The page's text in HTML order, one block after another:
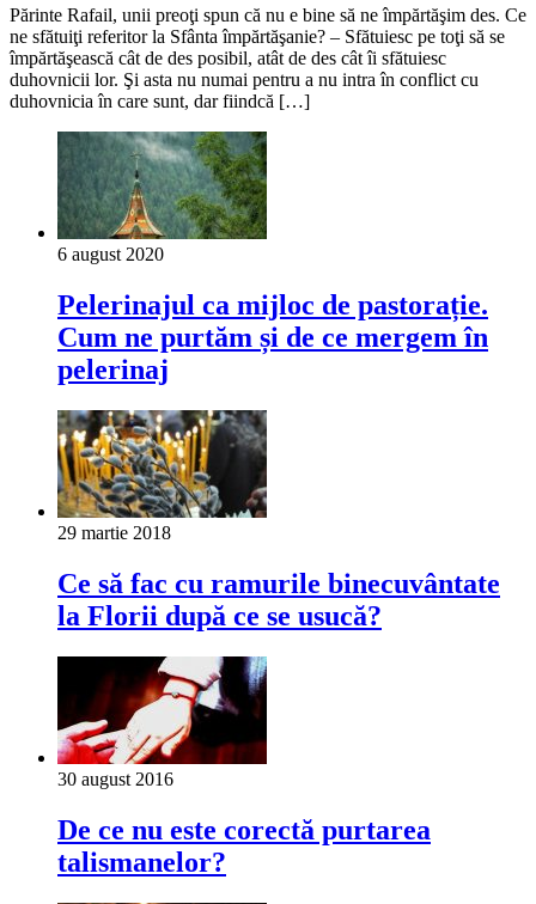
Părinte Rafail, unii preoţi spun că nu e bine să ne împărtăşim des. Ce
ne sfătuiţi referitor la Sfânta împărtăşanie? – Sfătuiesc pe toţi să se
împărtăşească cât de des posibil, atât de des cât îi sfătuiesc
duhovnicii lor. Şi asta nu numai pentru a nu intra în conflict cu
duhovnicia în care sunt, dar fiindcă […]
6 august 2020
Pelerinajul ca mijloc de pastorație.
Cum ne purtăm și de ce mergem în
pelerinaj
29 martie 2018
Ce să fac cu ramurile binecuvântate
la Florii după ce se usucă?
30 august 2016
De ce nu este corectă purtarea
talismanelor?